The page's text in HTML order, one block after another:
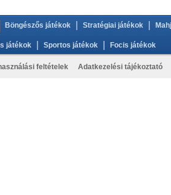
Böngészős játékok Stratégiai játékok
játékok Sportos játékok Focis játékok
feltételek Adatkezelési tájékoztató